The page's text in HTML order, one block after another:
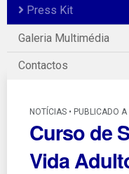
Press Kit
Galeria Multimédia
Contactos
NOTÍCIAS • PUBLICADO
Curso de
Vida